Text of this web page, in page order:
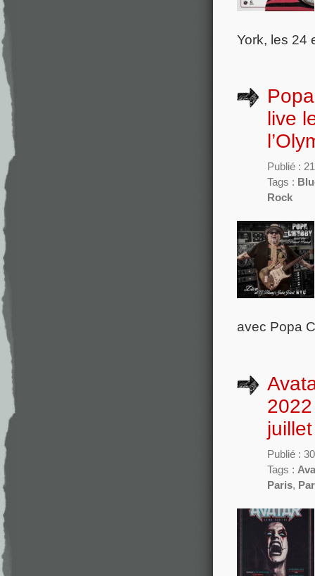
York, les 24
live
Publié :
Tags :
Rock
avec Popa
juillet
Publié :
Tags :
Paris,